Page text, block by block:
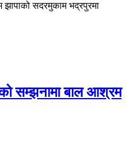
सदरमुकाम भद्रपुरमा
सम्झनामा बाल आश्रम